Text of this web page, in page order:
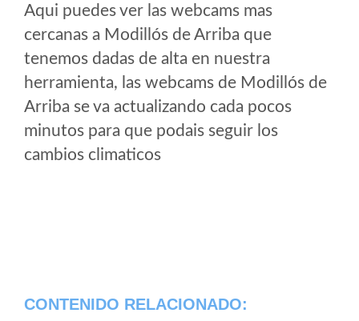
Aqui puedes ver las webcams mas
cercanas a Modillós de Arriba que
tenemos dadas de alta en nuestra
herramienta, las webcams de Modillós de
Arriba se va actualizando cada pocos
minutos para que podais seguir los
cambios climaticos
CONTENIDO RELACIONADO: